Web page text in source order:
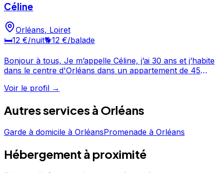
Céline
Orléans, Loiret
🛏️12 €/nuit🐕12 €/balade
Bonjour à tous, Je m’appelle Céline, j’ai 30 ans et j’habite
dans le centre d'Orléans dans un appartement de 45
arboré idéal pour des petites promenades, mais surtout
matins, je pourrai faire faire de l'exercice à votre toutou
entourée de chiens chez mes parents et j'ai moi même
eu le bonheur d'avoir à mes côtés un berger malinois.
Je me ferai une joie de pouvoir vous rendre service, de
partager des moments avec votre animal, de participer à
Voir le profil →
Autres services à Orléans
Garde à domicile à OrléansPromenade à Orléans
Hébergement à proximité